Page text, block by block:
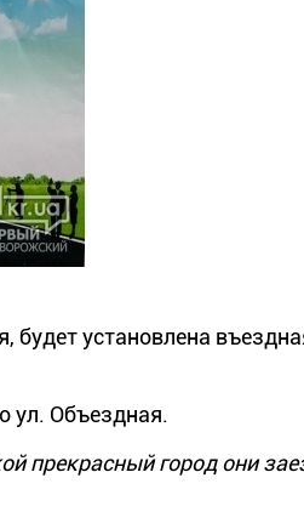
будет установлена
ул. Объездная.
прекрасный город они